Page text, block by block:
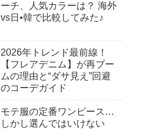
ーチ、人気カラーは？ 海外
vs日•韓で比較してみた♪
2026年トレンド最前線！
【フレアデニム】が再ブー
ムの理由と“ダサ見え”回避
のコーデガイド
モテ服の定番ワンピース…
しかし選んではいけない